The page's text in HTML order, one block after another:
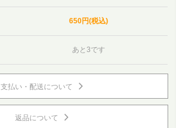
650円(税込)
あと3です
支払い・配送について
返品について